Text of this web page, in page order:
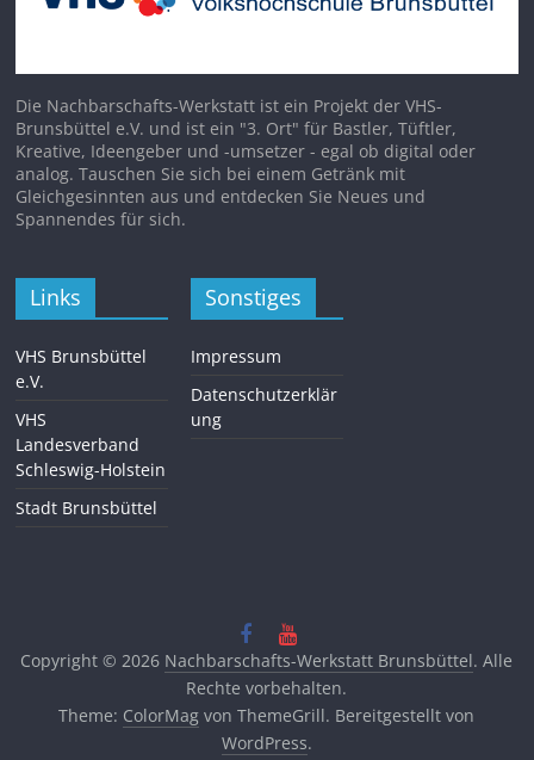
Die Nachbarschafts-Werkstatt ist ein Projekt der VHS-
Brunsbüttel e.V. und ist ein "3. Ort" für Bastler, Tüftler,
Kreative, Ideengeber und -umsetzer - egal ob digital oder
analog. Tauschen Sie sich bei einem Getränk mit
Gleichgesinnten aus und entdecken Sie Neues und
Spannendes für sich.
Links
VHS Brunsbüttel
e.V.
VHS
Landesverband
Schleswig-Holstein
Stadt Brunsbüttel
Sonstiges
Impressum
Datenschutzerklär
ung
Copyright © 2026 Nachbarschafts-Werkstatt Brunsbüttel. Alle
Rechte vorbehalten.
Theme: ColorMag von ThemeGrill. Bereitgestellt von
WordPress.